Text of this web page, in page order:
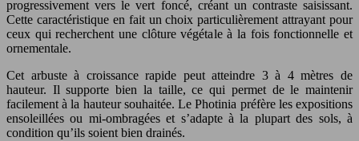
progressivement vers le vert foncé, créant un contraste saisissant.
Cette caractéristique en fait un choix particulièrement attrayant pour
ceux qui recherchent une clôture végétale à la fois fonctionnelle et
ornementale.
Cet arbuste à croissance rapide peut atteindre 3 à 4 mètres de
hauteur. Il supporte bien la taille, ce qui permet de le maintenir
facilement à la hauteur souhaitée. Le Photinia préfère les expositions
ensoleillées ou mi-ombragées et s’adapte à la plupart des sols, à
condition qu’ils soient bien drainés.